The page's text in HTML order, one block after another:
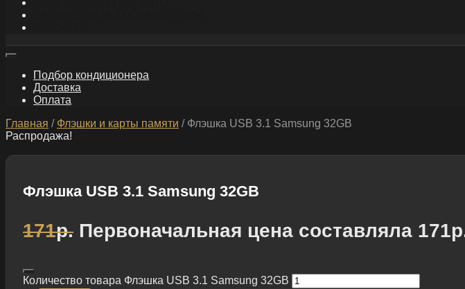
Подбор кондиционера
Доставка
Оплата
Главная / Флэшки и карты памяти / Флэшка USB 3.1 Samsung 32GB
Распродажа!
Флэшка USB 3.1 Samsung 32GB
171р. Первоначальная цена составляла
Количество товара Флэшка USB 3.1 Samsung 32GB